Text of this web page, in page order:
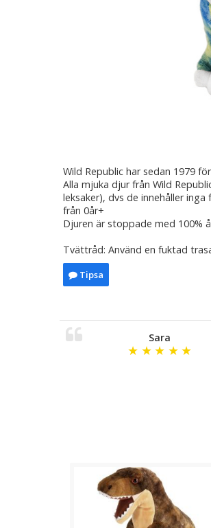
Wild Republic har sedan 1979
Alla mjuka djur från Wild
leksaker), dvs de innehåller
från 0år+
Djuren är stoppade med 100%
Tvättråd: Använd en fuktad
Tipsa
Sara
★ ★ ★ ★ ★